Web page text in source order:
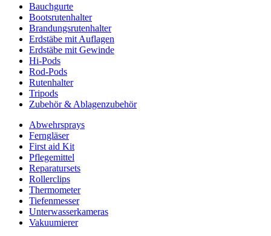
Bauchgurte
Bootsrutenhalter
Brandungsrutenhalter
Erdstäbe mit Auflagen
Erdstäbe mit Gewinde
Hi-Pods
Rod-Pods
Rutenhalter
Tripods
Zubehör & Ablagenzubehör
Abwehrsprays
Ferngläser
First aid Kit
Pflegemittel
Reparatursets
Rollerclips
Thermometer
Tiefenmesser
Unterwasserkameras
Vakuumierer